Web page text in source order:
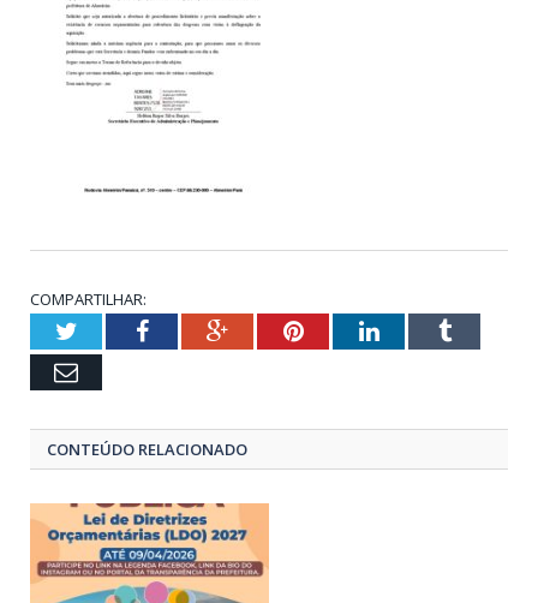
COMPARTILHAR:
TwitterFacebookGoogle+PinterestLinkedInTumblr
Email
CONTEÚDO RELACIONADO